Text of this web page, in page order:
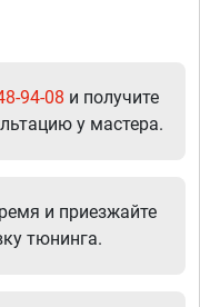
94-08 и получите
у мастера.
и приезжайте
тюнинга.